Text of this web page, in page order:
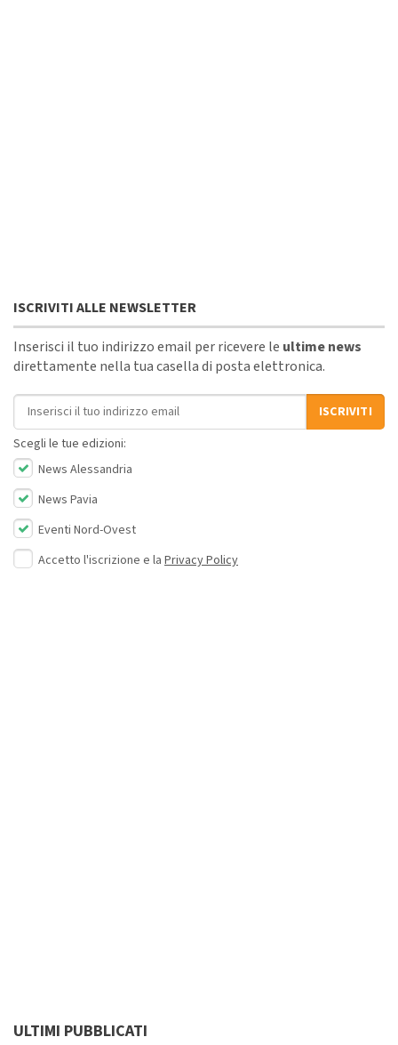
ISCRIVITI ALLE NEWSLETTER
Inserisci il tuo indirizzo email per ricevere le ultime news
direttamente nella tua casella di posta elettronica.
Indirizzo email
ISCRIVITI
Scegli le tue edizioni:
News Alessandria
News Pavia
Eventi Nord-Ovest
Accetto l'iscrizione e la Privacy Policy
ULTIMI PUBBLICATI